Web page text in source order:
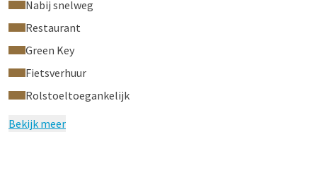
Nabij snelweg
Restaurant
Green Key
Fietsverhuur
Rolstoeltoegankelijk
Bekijk meer